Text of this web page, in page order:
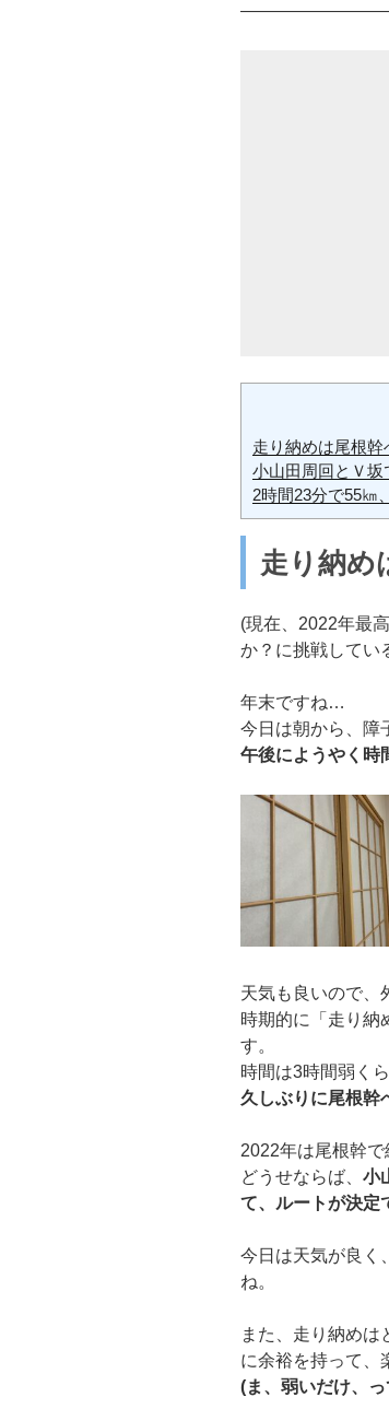
走り納めは尾根幹
小山田周回とＶ坂
2時間23分で55㎞
走り納め
(現在、2022年最
か？に挑戦してい
年末ですね…
今日は朝から、障
午後にようやく時
天気も良いので、
時期的に「走り納
す。
時間は3時間弱く
久しぶりに尾根幹
2022年は尾根幹で
どうせならば、 小
て、ルートが決定
今日は天気が良く
ね。
また、走り納めは
に余裕を持って、
(ま、弱いだけ、